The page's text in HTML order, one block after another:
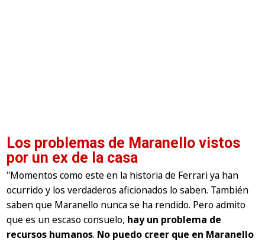
Los problemas de Maranello vistos
por un ex de la casa
"Momentos como este en la historia de Ferrari ya han
ocurrido y los verdaderos aficionados lo saben. También
saben que Maranello nunca se ha rendido. Pero admito
que es un escaso consuelo, hay un problema de
recursos humanos. No puedo creer que en Maranello